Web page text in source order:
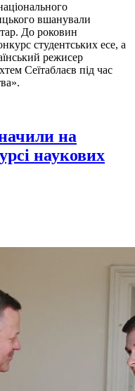
вшанували
До роковин
студентських есе, а
режисер
Сеїтаблаєв під час
на
наукових